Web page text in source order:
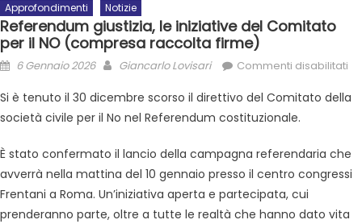
Approfondimenti Notizie
Referendum giustizia, le iniziative del Comitato
per il NO (compresa raccolta firme)
6 Gennaio 2026 Giancarlo Lovisari Commenti disabilitati
Si è tenuto il 30 dicembre scorso il direttivo del Comitato della
società civile per il No nel Referendum costituzionale.
È stato confermato il lancio della campagna referendaria che
avverrà nella mattina del 10 gennaio presso il centro congressi
Frentani a Roma. Un’iniziativa aperta e partecipata, cui
prenderanno parte, oltre a tutte le realtà che hanno dato vita